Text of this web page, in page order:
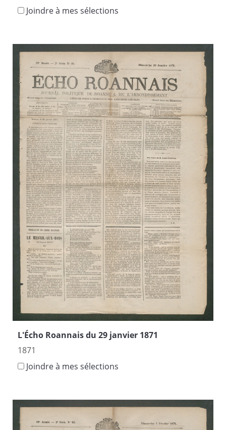
Joindre à mes sélections
L'Écho Roannais du 29 janvier 1871
1871
Joindre à mes sélections